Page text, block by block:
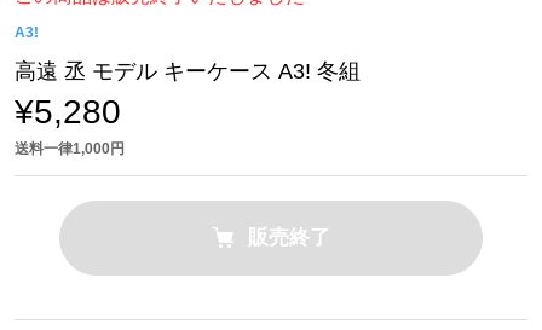
A3!
高遠 丞 モデル キーケース A3! 冬組
¥5,280
送料一律1,000円
販売終了